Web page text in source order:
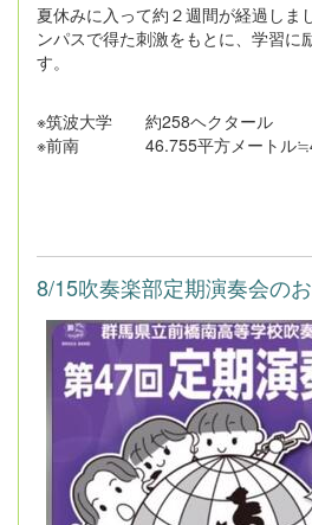
夏休みに入って約２週間が経過しま
ンパスで得た刺激をもとに、学習に
す。
※筑波大学 約258ヘクタール
※前南 46.755平方メートル
8/15吹奏楽部定期演奏会の